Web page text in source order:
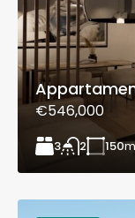
€546,000
3 2 150